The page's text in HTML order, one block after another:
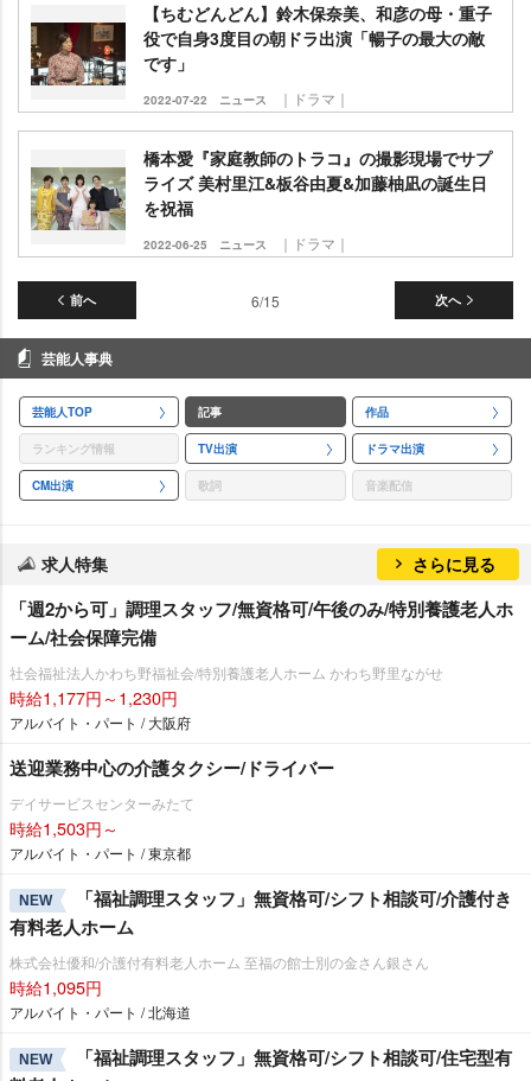
【ちむどんどん】鈴木保奈美、和彦の母・重子
役で自身3度目の朝ドラ出演「暢子の最大の敵
です」
2022-07-22 ニュース ｜ドラマ｜
橋本愛『家庭教師のトラコ』の撮影現場でサプ
ライズ 美村里江&板谷由夏&加藤柚凪の誕生日
を祝福
2022-06-25 ニュース ｜ドラマ｜
前へ 次へ
6/15
芸能人事典
芸能人TOP 記事 作品
ランキング情報 TV出演 ドラマ出演
CM出演 歌詞 音楽配信
求人特集 さらに見る
「週2から可」調理スタッフ/無資格可/午後のみ/特別養護老人ホ
ーム/社会保障完備
社会福祉法人かわち野福祉会/特別養護老人ホーム かわち野里ながせ
時給1,177円～1,230円
アルバイト・パート / 大阪府
送迎業務中心の介護タクシー/ドライバー
デイサービスセンターみたて
時給1,503円～
アルバイト・パート / 東京都
NEW
「福祉調理スタッフ」無資格可/シフト相談可/介護付き
有料老人ホーム
株式会社優和/介護付有料老人ホーム 至福の館士別の金さん銀さん
時給1,095円
アルバイト・パート / 北海道
NEW
「福祉調理スタッフ」無資格可/シフト相談可/住宅型有